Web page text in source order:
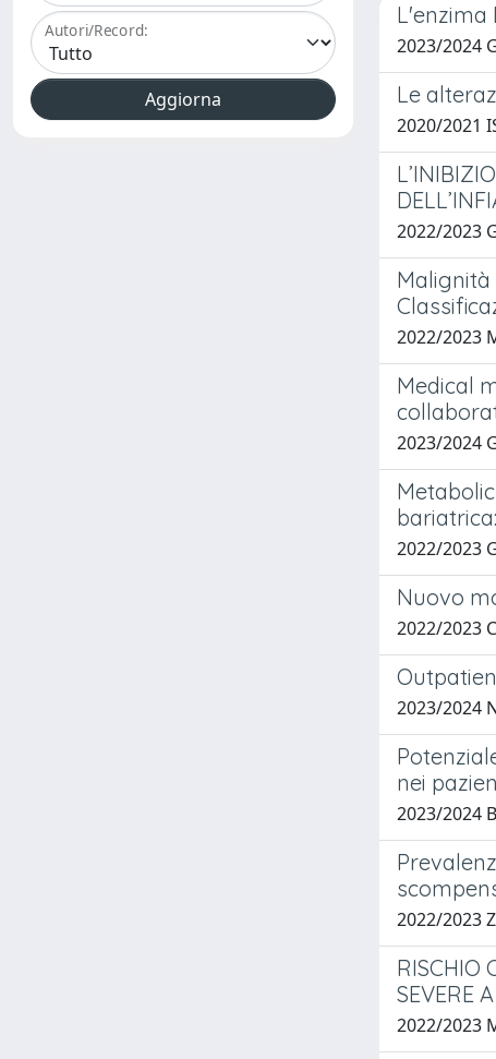
Autori/Record:
L'enzima
2023/2024
Le
2020/2021
2022/2023
Malignità
2022/2023
Medical
2023/2024
2022/2023
Nuovo
2022/2023
2023/2024
nei
2023/2024
2022/2023
RISCHIO
SEVERE
2022/2023